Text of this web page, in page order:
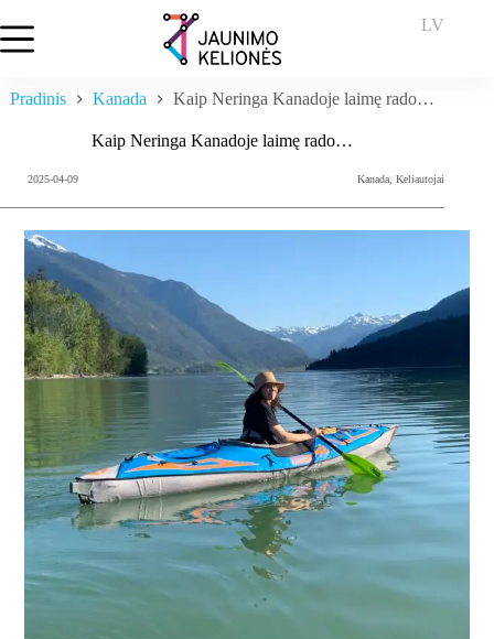
to
content
LV
Pradinis Kanada Kaip Neringa Kanadoje laimę rado…
Kaip Neringa Kanadoje laimę rado…
2025-04-09 Kanada,Keliautojai